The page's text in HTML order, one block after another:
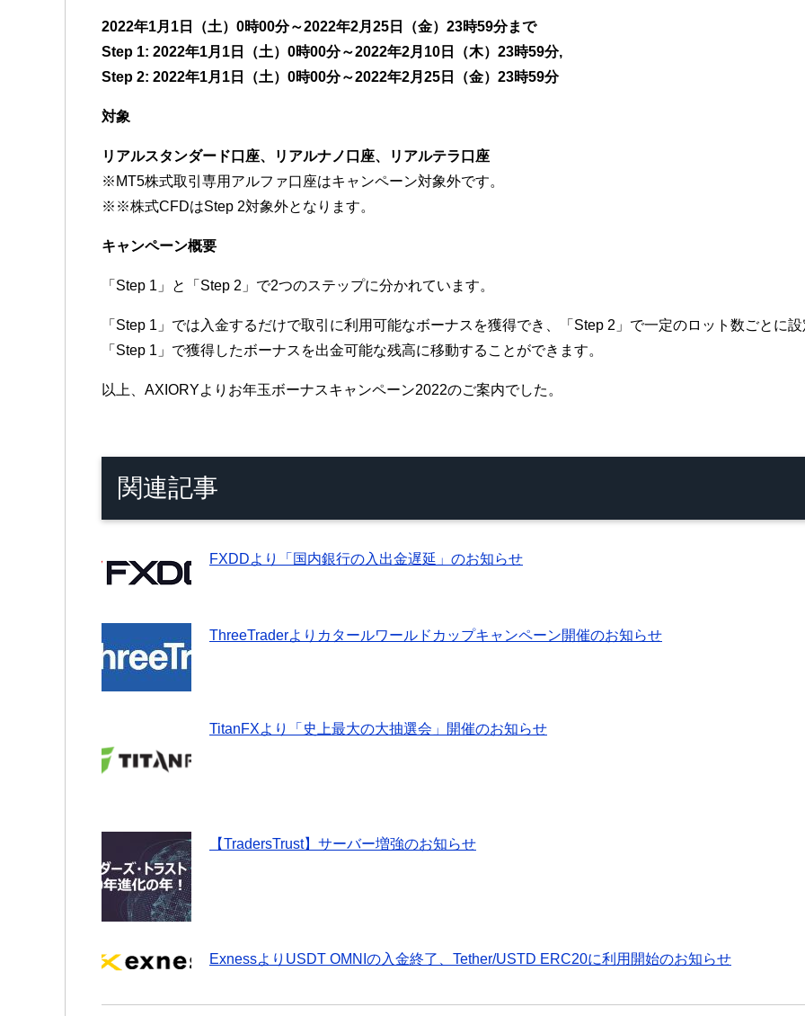
2022年1月1日（土）0時00分～2022年2月25日（金）23時59分まで
Step 1: 2022年1月1日（土）0時00分～2022年2月10日（木）23時59分,
Step 2: 2022年1月1日（土）0時00分～2022年2月25日（金）23時59分
対象
リアルスタンダード口座、リアルナノ口座、リアルテラ口座
※MT5株式取引専用アルファ口座はキャンペーン対象外です。
※※株式CFDはStep 2対象外となります。
キャンペーン概要
「Step 1」と「Step 2」で2つのステップに分かれています。
「Step 1」では入金するだけで取引に利用可能なボーナスを獲得でき、「Step 2」で一定のロット数ごとに
「Step 1」で獲得したボーナスを出金可能な残高に移動することができます。
以上、AXIORYよりお年玉ボーナスキャンペーン2022のご案内でした。
関連記事
FXDDより「国内銀行の入出金遅延」のお知らせ
ThreeTraderよりカタールワールドカップキャンペーン開催のお知らせ
TitanFXより「史上最大の大抽選会」開催のお知らせ
【TradersTrust】サーバー増強のお知らせ
ExnessよりUSDT OMNIの入金終了、Tether/USTD ERC20に利用開始のお知らせ